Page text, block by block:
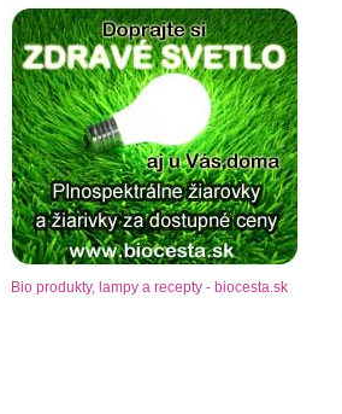
Bio produkty, lampy a recepty - biocesta.sk